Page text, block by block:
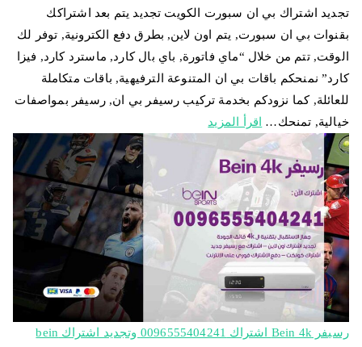
تجديد اشتراك بي ان سبورت الكويت تجديد يتم بعد اشتراكك
بقنوات بي ان سبورت, يتم اون لاين, بطرق دفع الكترونية, توفر لك
الوقت, تتم من خلال “ماي فاتورة, باي بال كارد, ماسترد كارد, فيزا
كارد” نمنحكم باقات بي ان المتنوعة الترفيهية, باقات متكاملة
للعائلة, كما نزودكم بخدمة تركيب رسيفر بي ان, رسيفر بمواصفات
خيالية, تمنحك…
اقرأ المزيد
رسيفر Bein 4k اشتراك 0096555404241 وتجديد اشتراك bein